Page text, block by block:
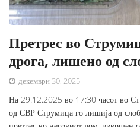
Претрес во
дрога, лишено од
декември 30, 2025
На 29.12.2025 во 17:30 часот во
од СВР Струмица го лишија од